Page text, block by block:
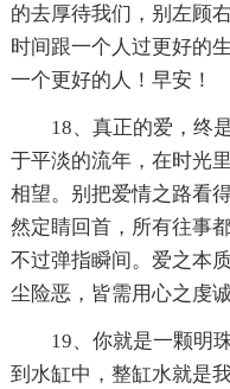
的去厚待我们，别左顾
时间跟一个人过更好的
一个更好的人！早安！
18、真正的爱，终
于平淡的流年，在时光
相望。别把爱情之路看
然定睛回首，所有往事
不过弹指瞬间。爱之本
尘险恶，皆需用心之虔
19、你就是一颗明
到水缸中，整缸水就是